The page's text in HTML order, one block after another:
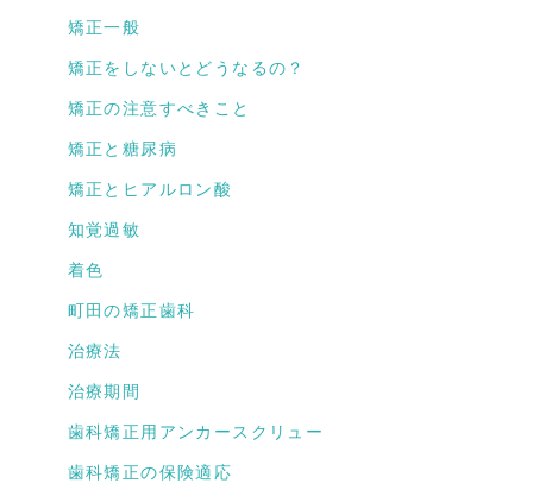
矯正一般
矯正をしないとどうなるの？
矯正の注意すべきこと
矯正と糖尿病
矯正とヒアルロン酸
知覚過敏
着色
町田の矯正歯科
治療法
治療期間
歯科矯正用アンカースクリュー
歯科矯正の保険適応